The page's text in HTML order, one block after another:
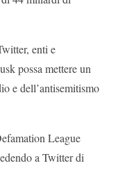
enti e
possa mettere un
e dell’antisemitismo
League
a Twitter di